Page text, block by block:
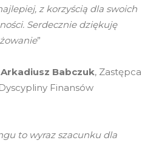
z korzyścią dla swoich
Serdecznie dziękuję
”
Arkadiusz Babczuk, Zastępca
Finansów
to wyraz szacunku dla